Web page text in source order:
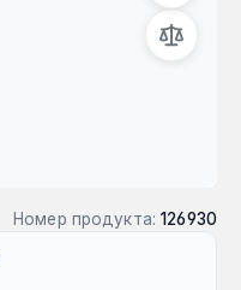
Номер продукта: 126930